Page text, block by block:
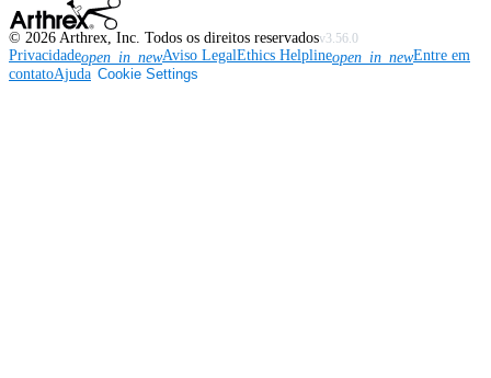
© 2026 Arthrex, Inc. Todos os direitos reservadosv3.56.0
Privacidadeopen_in_newAviso LegalEthics Helplineopen_in_newEntre em
contatoAjuda Cookie Settings